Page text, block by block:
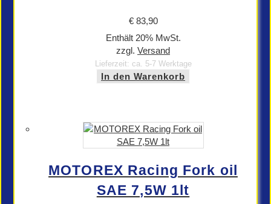
€83,90
Enthält 20% MwSt.
zzgl. Versand
Lieferzeit: ca. 5-7 Werktage
In den Warenkorb
MOTOREX Racing Fork oil
SAE 7,5W 1lt